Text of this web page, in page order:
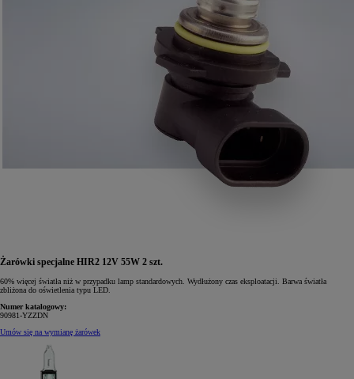
Żarówki specjalne HIR2 12V 55W 2 szt.
60% więcej światła niż w przypadku lamp standardowych. Wydłużony czas eksploatacji. Barwa światła
zbliżona do oświetlenia typu LED.
Numer katalogowy:
90981-YZZDN
Umów się na wymianę żarówek